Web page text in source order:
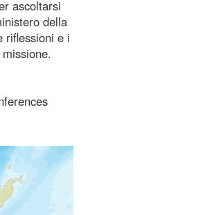
ascoltarsi
della
riflessioni e i